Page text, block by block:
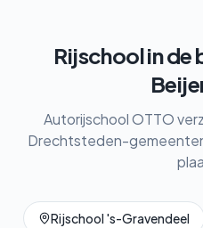
Rijschool in de
Autorijschool OTTO
Drechtsteden-
Rijschool 's-Gravendeel